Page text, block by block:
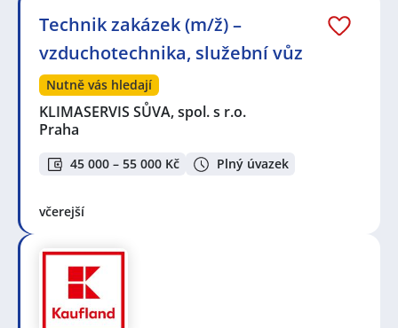
Technik zakázek (m/ž) –
vzduchotechnika, služební vůz
Nutně vás hledají
KLIMASERVIS SŮVA, spol. s r.o.
Praha
45 000 – 55 000 Kč Plný úvazek
včerejší